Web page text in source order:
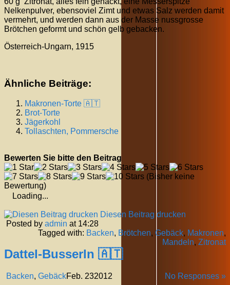
Nelkenpulver, ebensoviel Zimt und etwas Salz werden damit
vermehrt, und werden dann aus der Masse nussgrosse
Brötchen geformt und schön gelb gebacken.
Österreich-Ungarn, 1915
Ähnliche Beiträge:
Makronen-Torte 🇦🇹
Brot-Torte
Jägerkohl
Tollaschten, Pommersche
Bewerten Sie bitte den Beitrag
(Bisher keine
Bewertung)
Loading...
Diesen Beitrag drucken
Posted by admin at 14:28
Tagged with: Backen, Brötchen, Gebäck, Makronen,
Mandeln, Zitronat
Dattel-Busserln 🇦🇹
Backen, Gebäck No Responses »
Feb. 232012